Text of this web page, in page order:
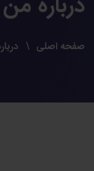
صفحه اصلی